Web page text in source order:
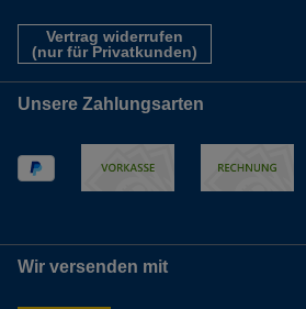
Vertrag widerrufen
(nur für Privatkunden)
Unsere Zahlungsarten
Wir versenden mit